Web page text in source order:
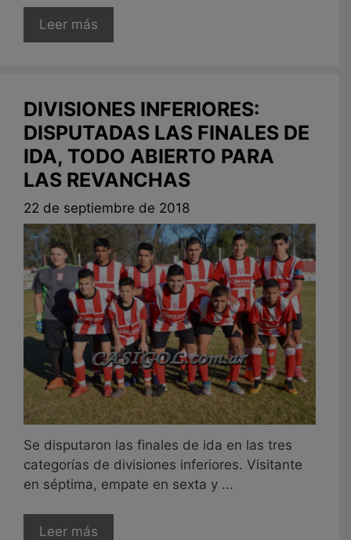
Leer más
DIVISIONES INFERIORES:
DISPUTADAS LAS FINALES DE
IDA, TODO ABIERTO PARA
LAS REVANCHAS
22 de septiembre de 2018
Se disputaron las finales de ida en las tres
categorías de divisiones inferiores. Visitante
en séptima, empate en sexta y ...
Leer más